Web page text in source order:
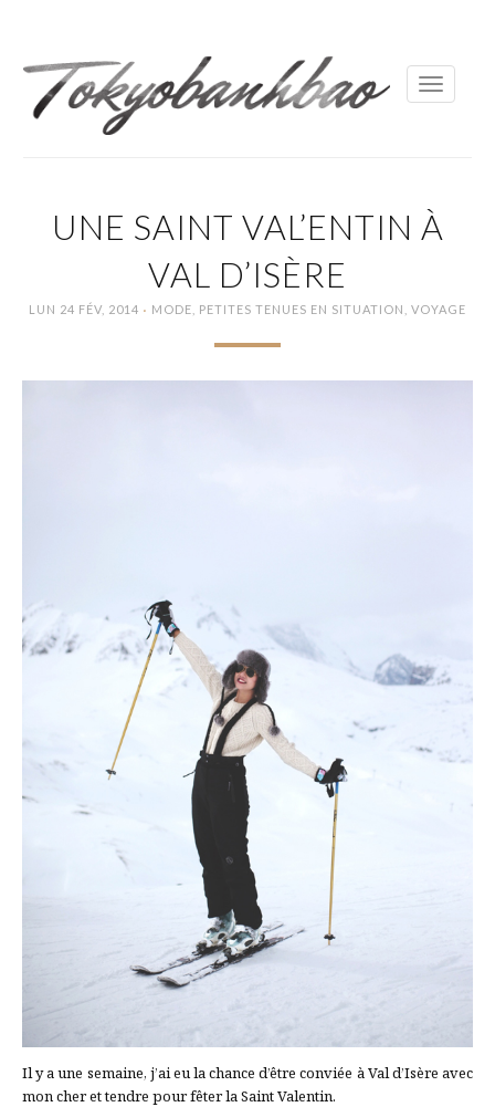
Toggle
UNE SAINT VAL’ENTIN À
VAL D’ISÈRE
LUN 24 FÉV, 2014 · MODE PETITES TENUES EN SITUATION VOYAGE
Il y a une semaine, j’ai eu la chance d’être conviée à Val d’Isère avec
mon cher et tendre pour fêter la Saint Valentin.